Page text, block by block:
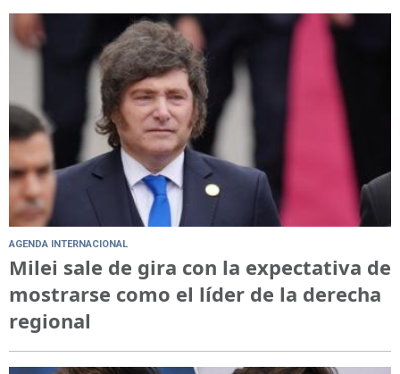
AGENDA INTERNACIONAL
Milei sale de gira con la expectativa de
mostrarse como el líder de la derecha
regional